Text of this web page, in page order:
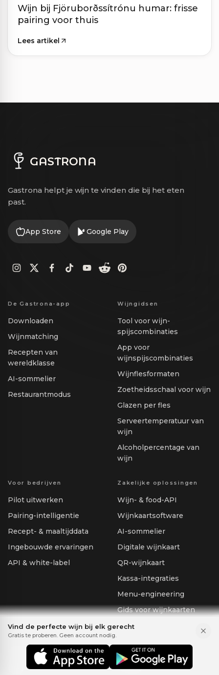
Wijn bij Fjöruborðssítrónu humar: frisse
pairing voor thuis
Lees artikel
GASTRONA
Gastrona helpt je wijn te vinden die bij het eten
past.
App Store Google Play
De Gastrona-app
Downloaden
Wijnmatching
Recepten van
wereldklasse
AI-sommelier
Restaurantmodus
Wijngidsen
Tool voor wijn-
spijscombinaties
App voor
wijnspijscombinaties
Wijnflesformaten
Zoetheidsschaal voor wijn
Glazen per fles
Serveertemperatuur van
wijn
Alcoholpercentage van
wijn
Voor bedrijven
Pilot uitwerken
Pairing-intelligentie
Recept- & maaltijddata
Ingebouwde ervaringen
API & white-label
Zakelijke oplossingen
Wijn- & food-API
Wijnkaartsoftware
AI-sommelier
Digitale wijnkaart
QR-wijnkaart
Kassa-integraties
Menu-engineering
Gids voor wijnkaarten
Over
Ons verhaal
Voorwaarden
Privacy
Vind de perfecte wijn bij elk gerecht
Gratis te proberen. Geen account nodig.